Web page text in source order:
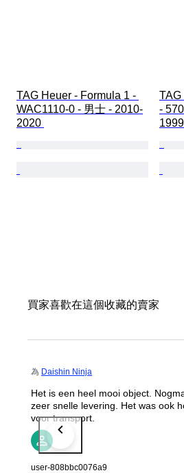
TAG Heuer - Formula 1 -
WAC1110-0 - 男士 - 2010-
2020
TAG
-
1999
買家喜歡在這個收藏的賣家
為 Daishin Ninja
Het is een heel mooi object.
zeer snelle levering. Het was ook
voor transport.
user-808bbc0076a9